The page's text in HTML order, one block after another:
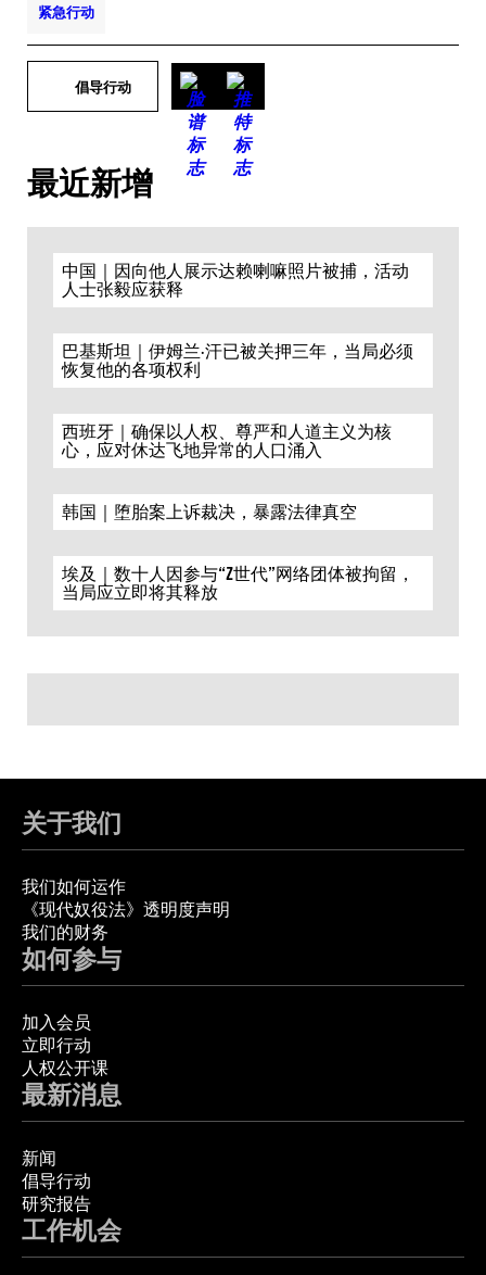
紧急行动
倡导行动
最近新增
中国｜因向他人展示达赖喇嘛照片被捕，活动
人士张毅应获释
巴基斯坦｜伊姆兰·汗已被关押三年，当局必须
恢复他的各项权利
西班牙｜确保以人权、尊严和人道主义为核
心，应对休达飞地异常的人口涌入
韩国｜堕胎案上诉裁决，暴露法律真空
埃及｜数十人因参与“Z世代”网络团体被拘留，
当局应立即将其释放
关于我们
我们如何运作
《现代奴役法》透明度声明
我们的财务
如何参与
加入会员
立即行动
人权公开课
最新消息
新闻
倡导行动
研究报告
工作机会